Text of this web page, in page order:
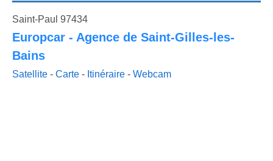
Saint-Paul 97434
Europcar - Agence de Saint-Gilles-les-
Bains
Satellite - Carte - Itinéraire - Webcam